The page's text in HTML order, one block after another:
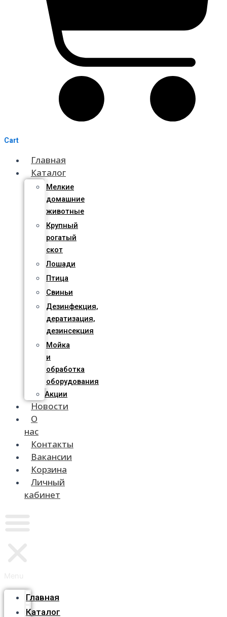
Cart
Главная
Каталог
Мелкие
домашние
животные
Крупный
рогатый
скот
Лошади
Птица
Свиньи
Дезинфекция,
дератизация,
дезинсекция
Мойка
и
обработка
оборудования
Акции
Новости
О
нас
Контакты
Вакансии
Корзина
Личный
кабинет
Главная
Каталог